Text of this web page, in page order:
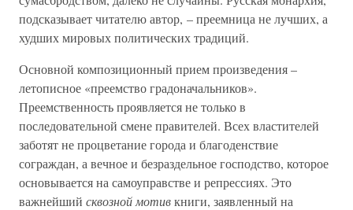
подсказывает читателю автор, – преемница не лучших, а
худших мировых политических традиций.
Основной композиционный прием произведения –
летописное «преемство градоначальников».
Преемственность проявляется не только в
последовательной смене правителей. Всех властителей
заботят не процветание города и благоденствие
сограждан, а вечное и безраздельное господство, которое
основывается на самоуправстве и репрессиях. Это
важнейший сквозной мотивкниги, заявленный на